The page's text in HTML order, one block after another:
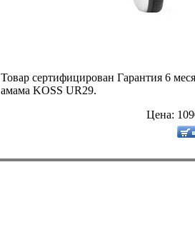
Товар сертифицирован Гарантия 6
амама KOSS UR29.
Цена: